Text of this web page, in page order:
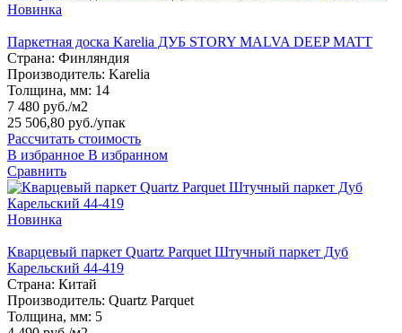
Новинка
Паркетная доска Karelia ДУБ STORY MALVA DEEP MATT
Страна: Финляндия
Производитель: Karelia
Толщина, мм: 14
7 480 руб./м2
25 506,80 руб./упак
Рассчитать стоимость
В избранное В избранном
Сравнить
Новинка
Кварцевый паркет Quartz Parquet Штучный паркет Дуб
Карельский 44-419
Страна: Китай
Производитель: Quartz Parquet
Толщина, мм: 5